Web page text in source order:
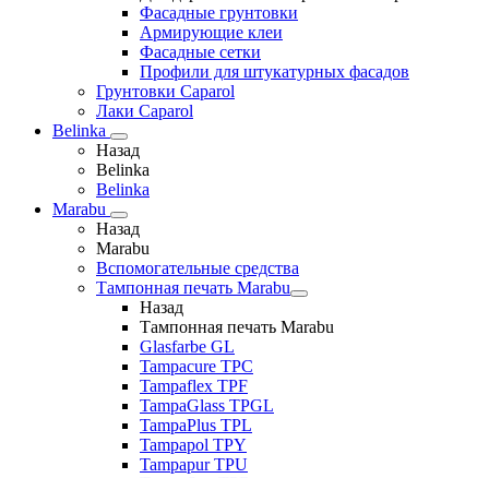
Фасадные грунтовки
Армирующие клеи
Фасадные сетки
Профили для штукатурных фасадов
Грунтовки Caparol
Лаки Caparol
Belinka
Назад
Belinka
Belinka
Marabu
Назад
Marabu
Вспомогательные средства
Тампонная печать Marabu
Назад
Тампонная печать Marabu
Glasfarbe GL
Tampacure TPC
Tampaflex TPF
TampaGlass TPGL
TampaPlus TPL
Tampapol TPY
Tampapur TPU